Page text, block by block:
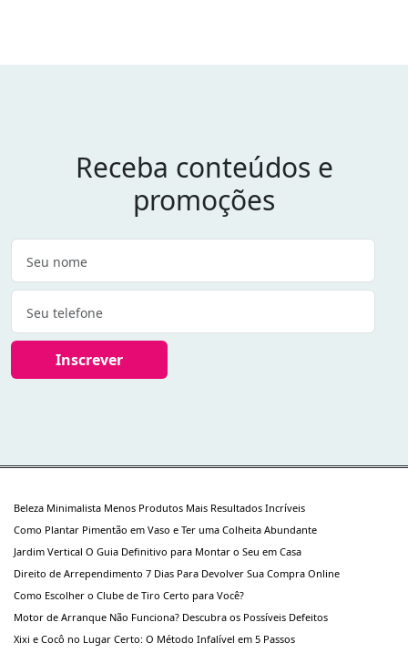
Receba conteúdos e
promoções
Inscrever
Beleza Minimalista Menos Produtos Mais Resultados Incríveis
Como Plantar Pimentão em Vaso e Ter uma Colheita Abundante
Jardim Vertical O Guia Definitivo para Montar o Seu em Casa
Direito de Arrependimento 7 Dias Para Devolver Sua Compra Online
Como Escolher o Clube de Tiro Certo para Você?
Motor de Arranque Não Funciona? Descubra os Possíveis Defeitos
Xixi e Cocô no Lugar Certo: O Método Infalível em 5 Passos